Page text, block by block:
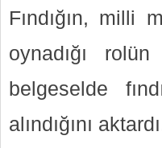
Fındığın, milli
oynadığı
belgeselde
alındığını